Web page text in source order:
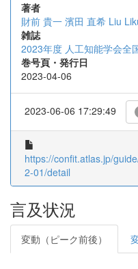
著者
財前 貴一 濱田 直希 Liu
雑誌
2023年度 人工知能学会全
巻号頁・発行日
2023-04-06
2023-06-06 17:29:49
https://confit.atlas.jp/
2-01/detail
言及状況
変動（ピーク前後）